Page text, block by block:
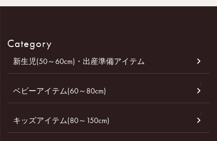
Category
新生児(50～60cm)・出産準備アイテム
ベビーアイテム(60～80cm)
キッズアイテム(80～150cm)